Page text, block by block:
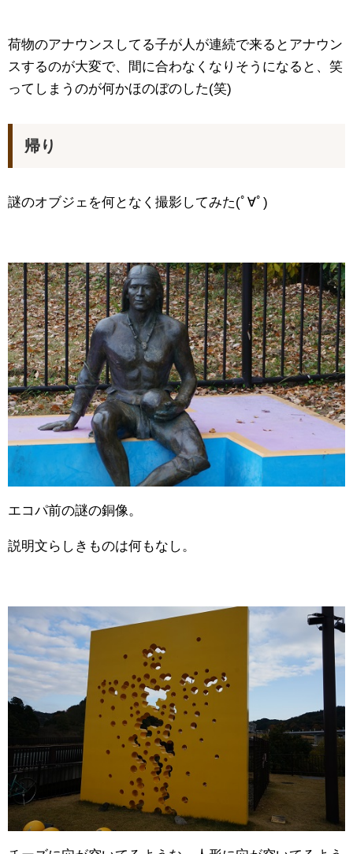
荷物のアナウンスしてる子が人が連続で来るとアナウン
スするのが大変で、間に合わなくなりそうになると、笑
ってしまうのが何かほのぼのした(笑)
帰り
謎のオブジェを何となく撮影してみた(ﾟ∀ﾟ)
エコパ前の謎の銅像。
説明文らしきものは何もなし。